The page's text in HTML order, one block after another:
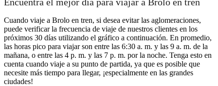
Palermo
Brolo
Cuando viaje a Brolo en tren, si desea evitar las aglomeraciones,
puede verificar la frecuencia de viaje de nuestros clientes en los
próximos 30 días utilizando el gráfico a continuación. En promedio,
las horas pico para viajar son entre las 6:30 a. m. y las 9 a. m. de la
mañana, o entre las 4 p. m. y las 7 p. m. por la noche. Tenga esto en
cuenta cuando viaje a su punto de partida, ya que es posible que
necesite más tiempo para llegar, ¡especialmente en las grandes
ciudades!